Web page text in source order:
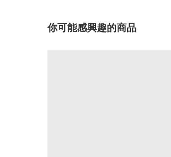
你可能感興趣的商品